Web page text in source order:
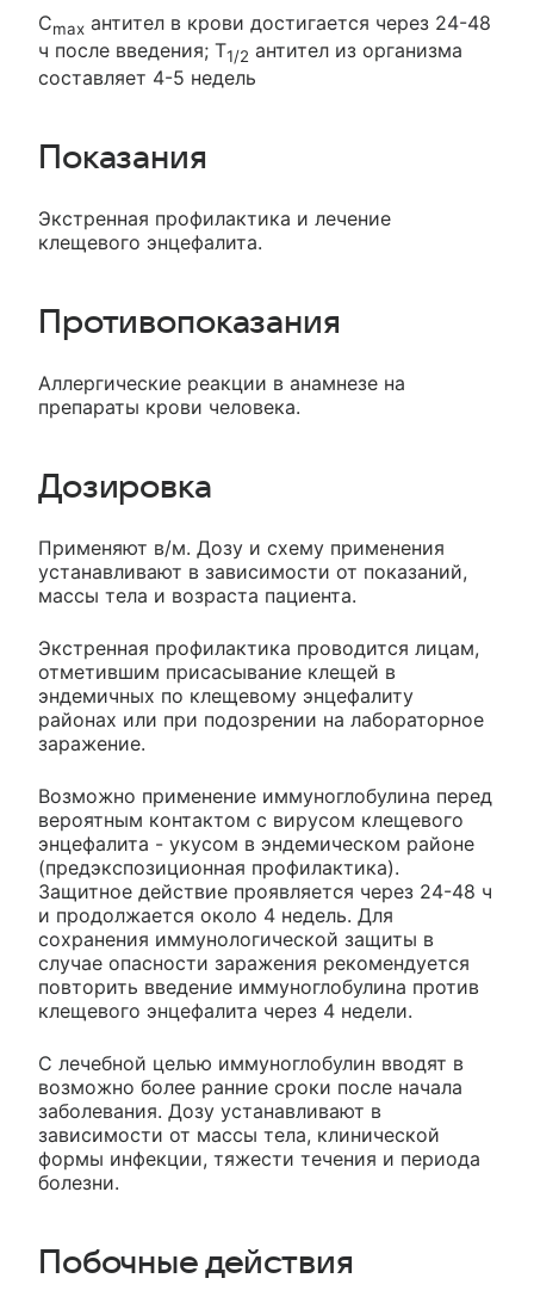
Cmax антител в крови достигается через 24-48
ч после введения; T1/2 антител из организма
составляет 4-5 недель
Показания
Экстренная профилактика и лечение
клещевого энцефалита.
Противопоказания
Аллергические реакции в анамнезе на
препараты крови человека.
Дозировка
Применяют в/м. Дозу и схему применения
устанавливают в зависимости от показаний,
массы тела и возраста пациента.
Экстренная профилактика проводится лицам,
отметившим присасывание клещей в
эндемичных по клещевому энцефалиту
районах или при подозрении на лабораторное
заражение.
Возможно применение иммуноглобулина перед
вероятным контактом с вирусом клещевого
энцефалита - укусом в эндемическом районе
(предэкспозиционная профилактика).
Защитное действие проявляется через 24-48 ч
и продолжается около 4 недель. Для
сохранения иммунологической защиты в
случае опасности заражения рекомендуется
повторить введение иммуноглобулина против
клещевого энцефалита через 4 недели.
С лечебной целью иммуноглобулин вводят в
возможно более ранние сроки после начала
заболевания. Дозу устанавливают в
зависимости от массы тела, клинической
формы инфекции, тяжести течения и периода
болезни.
Побочные действия